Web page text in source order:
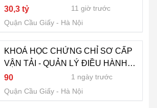
Giấy
30,3 tỷ
11 giờ trước
Quận Cầu Giấy
Hà Nội
KHOÁ HỌC CHỨNG CHỈ SƠ CẤP
VẬN TẢI - QUẢN LÝ ĐIỀU HÀNH
VÀ KHAI THÁC KINH DOANH VẬN
TẢI
90
1 ngày trước
Quận Cầu Giấy
Hà Nội